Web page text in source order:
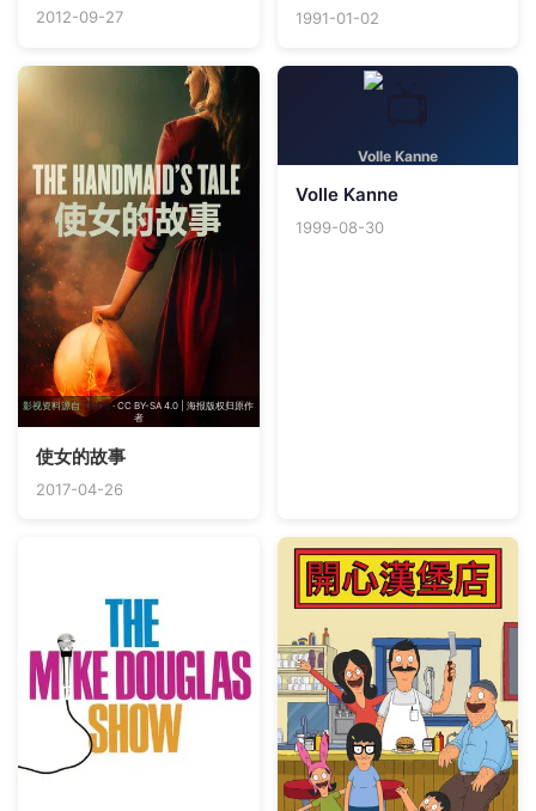
2012-09-27 1991-01-02
影视资料源自TMDB· CC BY-SA 4.0 | 海报版权归原作
者
使女的故事
2017-04-26
Volle Kanne
Volle Kanne
1999-08-30